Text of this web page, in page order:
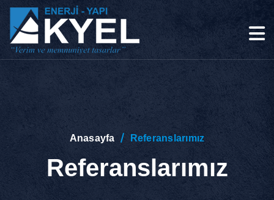
Anasayfa Referanslarımız
Referanslarımız